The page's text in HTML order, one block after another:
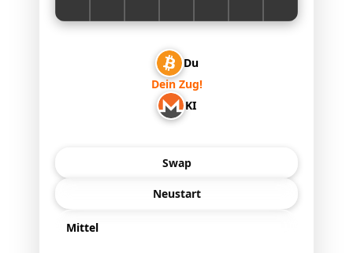
Du
Dein Zug!
KI
Swap
Neustart